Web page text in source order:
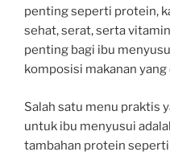
penting seperti protein,
sehat, serat, serta
penting bagi ibu
komposisi makanan
Salah satu menu praktis
untuk ibu menyusui
tambahan protein